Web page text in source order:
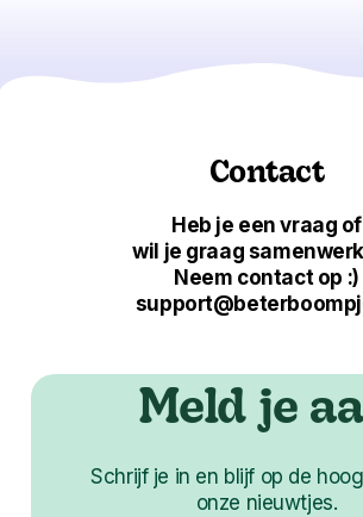
Contact
Heb je een vraag of
wil je graag
Neem contact op :)
Meld je
Schrijf je in en blijf op de
onze nieuwtjes.